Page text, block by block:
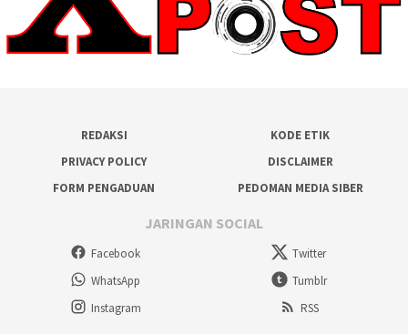
REDAKSI
KODE ETIK
PRIVACY POLICY
DISCLAIMER
FORM PENGADUAN
PEDOMAN MEDIA SIBER
JARINGAN SOCIAL
Facebook
Twitter
WhatsApp
Tumblr
Instagram
RSS